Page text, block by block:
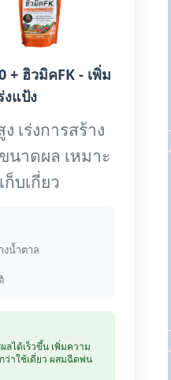
+ ฮิวมิคFK - เพิ่ม
งแป้ง
เร่งการสร้าง
นาดผล เหมาะ
บเกี่ยว
งน้ำตาล
ลได้เร็วขึ้น เพิ่มความ
าใช้เดี่ยว ผสมฉีดพ่น